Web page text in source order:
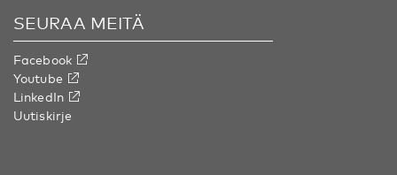
SEURAA MEITÄ
Facebook
Youtube
LinkedIn
Uutiskirje